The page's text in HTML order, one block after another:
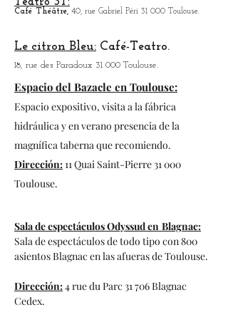
Teatro Garona Toulouse.
Café Théâtre, 40, rue Gabriel Péri 31 000 Toulouse.
Le citron Bleu: Café-Teatro.
18, rue des Paradoux 31 000 Toulouse.
Espacio del Bazacle en Toulouse:
Espacio expositivo, visita a la fábrica
hidráulica y en verano presencia de la
magnífica taberna que recomiendo.
Toulouse.
Sala de espectáculos Odyssud en Blagnac:
asientosBlagnac en las afueras de Toulouse.